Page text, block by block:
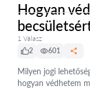
Hogyan
1 Válasz
2
601
Milyen jogi
hogyan védhetem